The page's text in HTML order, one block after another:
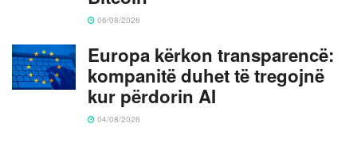
06/08/2026
Europa kërkon transparencë:
kompanitë duhet të tregojnë
kur përdorin AI
04/08/2026